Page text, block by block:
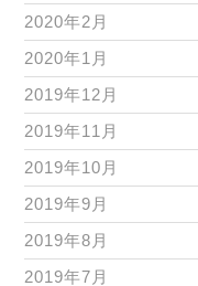
2020年2月
2020年1月
2019年12月
2019年11月
2019年10月
2019年9月
2019年8月
2019年7月